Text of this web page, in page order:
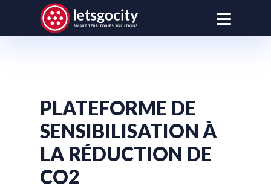
PLATEFORME DE
SENSIBILISATION À
LA RÉDUCTION DE
CO2